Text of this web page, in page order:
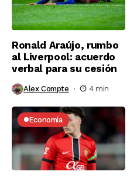
Ronald Araújo, rumbo
al Liverpool: acuerdo
verbal para su cesión
Alex Compte 4 min
Economía